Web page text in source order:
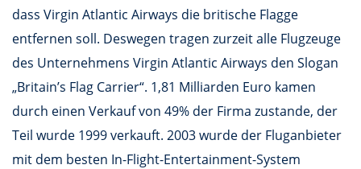
dass Virgin Atlantic Airways die britische Flagge
entfernen soll. Deswegen tragen zurzeit alle Flugzeuge
des Unternehmens Virgin Atlantic Airways den Slogan
„Britain’s Flag Carrier“. 1,81 Milliarden Euro kamen
durch einen Verkauf von 49% der Firma zustande, der
Teil wurde 1999 verkauft. 2003 wurde der Fluganbieter
mit dem besten In-Flight-Entertainment-System